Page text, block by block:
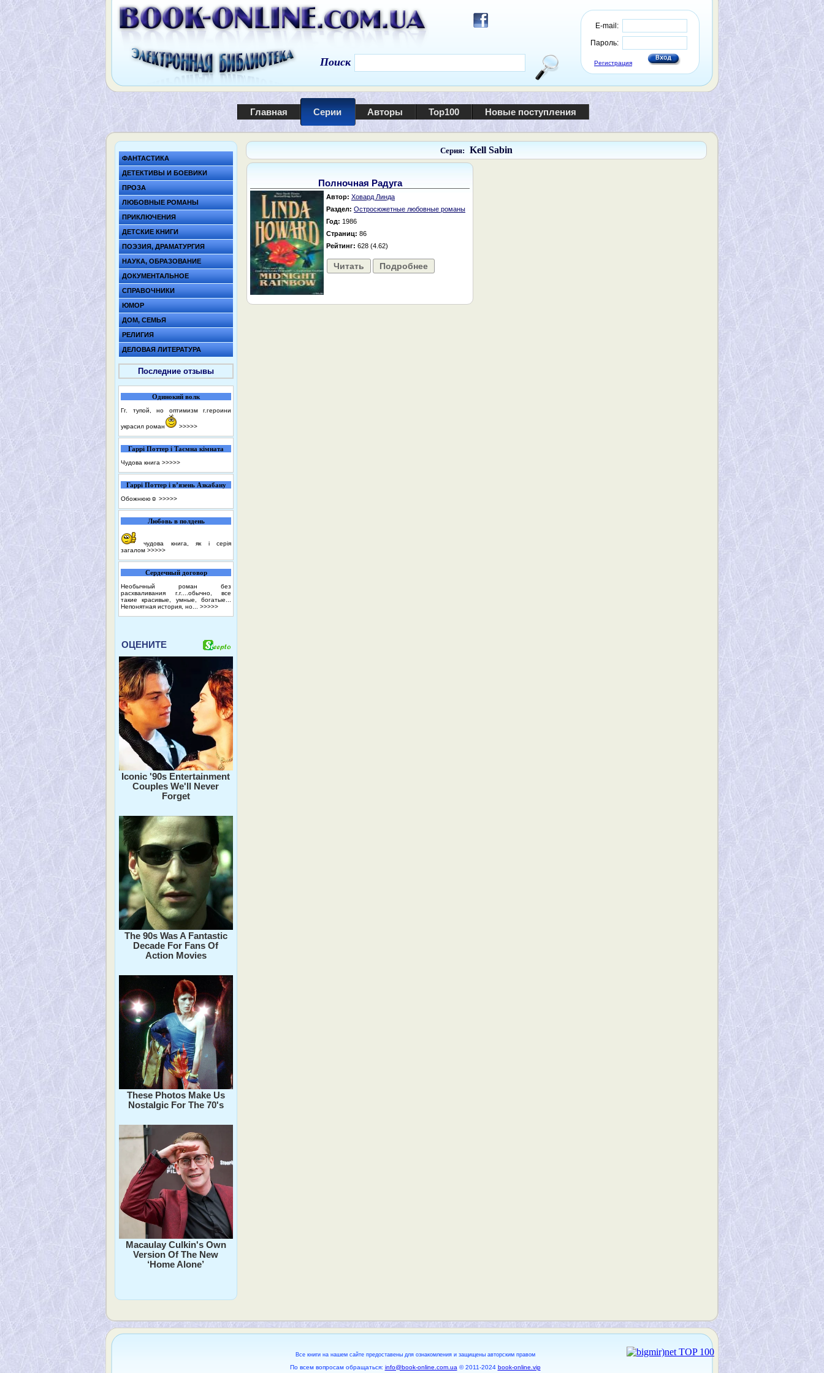
E-mail:
Пароль:
Регистрация
Поиск
Главная Серии Авторы Top100 Новые поступления
ФАНТАСТИКА
ДЕТЕКТИВЫ И БОЕВИКИ
ПРОЗА
ЛЮБОВНЫЕ РОМАНЫ
ПРИКЛЮЧЕНИЯ
ДЕТСКИЕ КНИГИ
ПОЭЗИЯ, ДРАМАТУРГИЯ
НАУКА, ОБРАЗОВАНИЕ
ДОКУМЕНТАЛЬНОЕ
СПРАВОЧНИКИ
ЮМОР
ДОМ, СЕМЬЯ
РЕЛИГИЯ
ДЕЛОВАЯ ЛИТЕРАТУРА
Последние отзывы
Одинокий волк
Гг. тупой, но оптимизм г.героини
украсил роман >>>>>
Гаррі Поттер і Таємна кімната
Чудова книга >>>>>
Гаррі Поттер і в’язень Азкабану
Обожнюю☺️ >>>>>
Любовь в полдень
чудова книга, як і серія
загалом >>>>>
Сердечный договор
Необычный роман без
расхваливания г.г....обычно, все
такие красивые, умные, богатые...
Непонятная история, но... >>>>>
ОЦЕНИТЕ
Iconic '90s Entertainment
Couples We'll Never
Forget
The 90s Was A Fantastic
Decade For Fans Of
Action Movies
These Photos Make Us
Nostalgic For The 70's
Macaulay Culkin's Own
Version Of The New
‘Home Alone’
Серия: Kell Sabin
Полночная Радуга
Автор: Ховард Линда
Раздел: Остросюжетные любовные романы
Год: 1986
Страниц: 86
Рейтинг: 628 (4.62)
Читать Подробнее
Все книги на нашем сайте предоставены для ознакомления и защищены авторским правом
По всем вопросам обращаться: info@book-online.com.ua © 2011-2024 book-online.vip